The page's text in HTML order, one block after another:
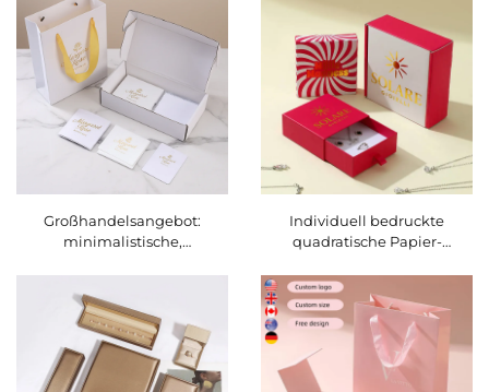
nachhaltige starre
Kartonverpackung für Ringe
und Halsketten, FSC-
zertifiziert
und Armbänder in
individueller Größe und
Form sowie
geprägtem/geprägt-
tiefgestelltem Logo
Großhandelsangebot:
minimalistische,
personalisierbare Papierbox
mit Markenlogos und
Einlagepad für Boutiquen
Individuell bedruckte
quadratische Papier-
stabilem Karton für
Halsketten, Ringe und
Anhänger – luxuriöse
Schubladenverpackung für
Versand